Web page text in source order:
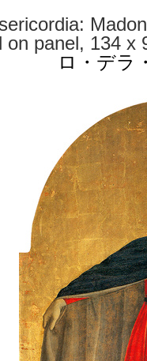
on panel, 134
ロ・デラ